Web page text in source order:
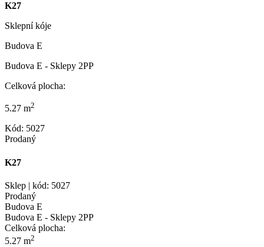
K27
Sklepní kóje
Budova E
Budova E - Sklepy 2PP
Celková plocha:
5.27 m2
Kód: 5027
Prodaný
K27
Sklep | kód: 5027
Prodaný
Budova E
Budova E - Sklepy 2PP
Celková plocha:
5.27 m2